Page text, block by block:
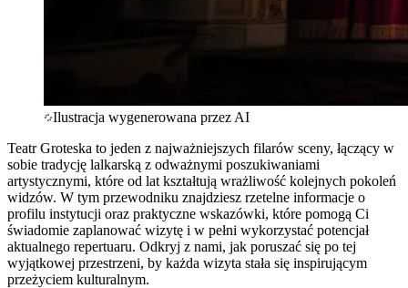
Ilustracja wygenerowana przez AI
Teatr Groteska to jeden z najważniejszych filarów sceny, łączący w
sobie tradycję lalkarską z odważnymi poszukiwaniami
artystycznymi, które od lat kształtują wrażliwość kolejnych pokoleń
widzów. W tym przewodniku znajdziesz rzetelne informacje o
profilu instytucji oraz praktyczne wskazówki, które pomogą Ci
świadomie zaplanować wizytę i w pełni wykorzystać potencjał
aktualnego repertuaru. Odkryj z nami, jak poruszać się po tej
wyjątkowej przestrzeni, by każda wizyta stała się inspirującym
przeżyciem kulturalnym.